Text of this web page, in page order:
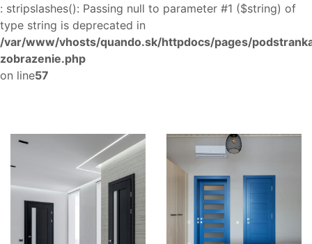
: stripslashes(): Passing null to parameter #1 ($string) of
type string is deprecated in
/var/www/vhosts/quando.sk/httpdocs/pages/
zobrazenie.php
on line57